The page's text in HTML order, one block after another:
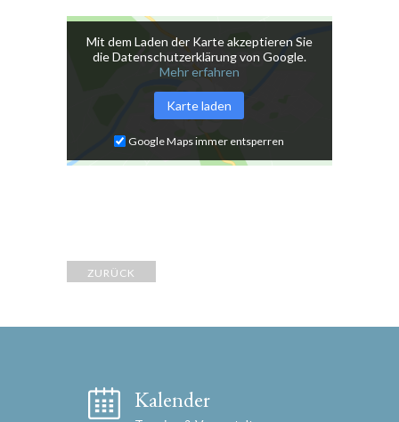
Mit dem Laden der Karte akzeptieren Sie
die Datenschutzerklärung von Google.
Mehr erfahren
Karte laden
Google Maps immer entsperren
ZURÜCK
Kalender